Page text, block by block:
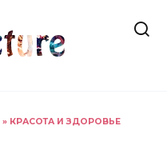
» КРАСОТА И ЗДОРОВЬЕ